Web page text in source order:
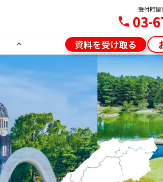
受付時間
phone 03-
keyboard_arrow_right
keyboard_arrow_right
keyboard_arrow_right
keyboard_arrow_right
資料を受け取る
受付時間
phone 03-
成果報酬・求人広告
（マイナビ転職AGENTBooster）
転職の年齢層は？
求人とは？
メリット・注意点
／現地担当者アドバイス
／現地担当者アドバイス
keyboard_arrow_up
転職AGENT Boosterで
の経験者が入社し、マ
資料を受け取る